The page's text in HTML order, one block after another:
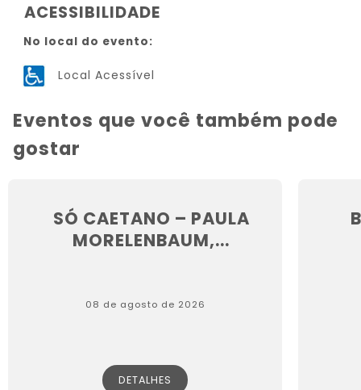
ACESSIBILIDADE
No local do evento:
Local Acessível
Eventos que você também pode
gostar
SÓ CAETANO – PAULA
MORELENBAUM,...
08 de agosto de 2026
DETALHES